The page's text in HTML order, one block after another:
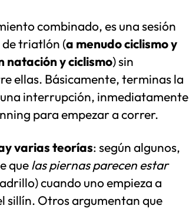
combinado, es una sesión
de triatlón (a menudo ciclismo y
natación y ciclismo) sin
ellas. Básicamente, terminas la
interrupción, inmediatamente
para empezar a correr.
varias teorías: según algunos,
quelas piernas parecen estar
cuando uno empieza a
sillín. Otros argumentan que